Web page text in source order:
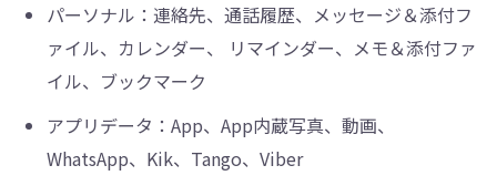
パーソナル：連絡先、通話履歴、メッセージ＆添付フ
ァイル、カレンダー、 リマインダー、メモ＆添付ファ
イル、ブックマーク
アプリデータ：App、App内蔵写真、動画、
WhatsApp、Kik、Tango、Viber